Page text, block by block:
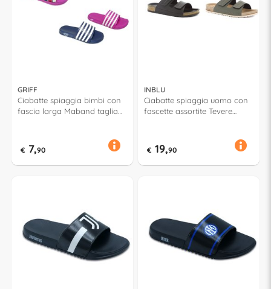
GRIFF
Ciabatte spiaggia bimbi con
fascia larga Maband taglia
€ 7,90
INBLU
Ciabatte spiaggia uomo con
fascette assortite Tevere
€ 19,90